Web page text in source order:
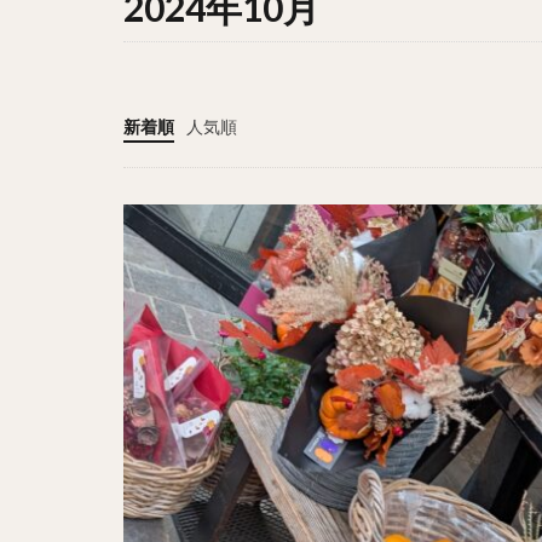
新着順 人気順